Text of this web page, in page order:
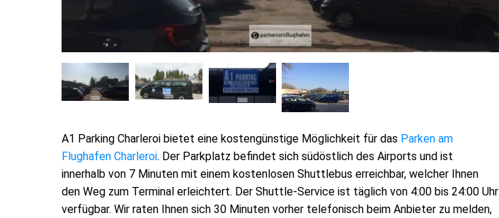
A1 Parking Charleroi bietet eine kostengünstige Möglichkeit für das Parken am
Flughafen Charleroi. Der Parkplatz befindet sich südöstlich des Airports und ist
innerhalb von 7 Minuten mit einem kostenlosen Shuttlebus erreichbar, welcher Ihnen
den Weg zum Terminal erleichtert. Der Shuttle-Service ist täglich von 4:00 bis 24:00 Uhr
verfügbar. Wir raten Ihnen sich 30 Minuten vorher telefonisch beim Anbieter zu melden,